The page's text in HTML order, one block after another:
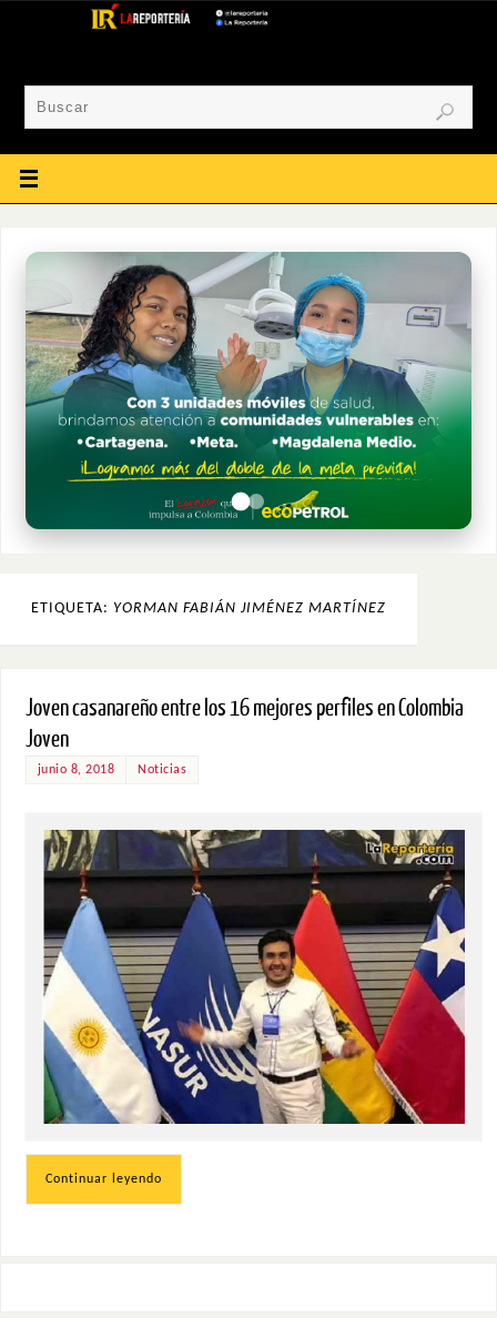
ETIQUETA: YORMAN FABIÁN JIMÉNEZ MARTÍNEZ
Joven casanareño entre los 16 mejores perfiles en Colombia
Joven
junio 8, 2018 Noticias
Continuar leyendo